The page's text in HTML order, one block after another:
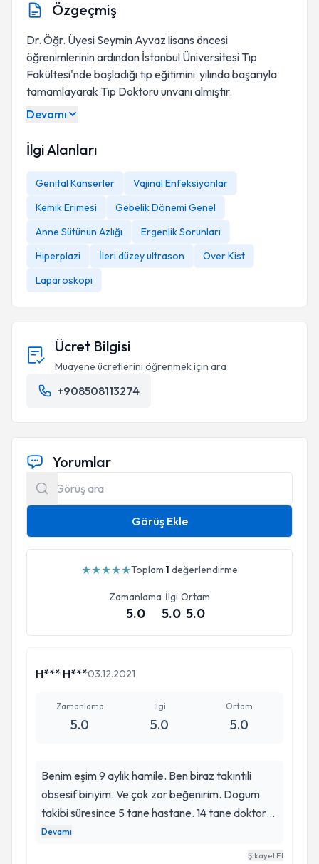
Özgeçmiş
Dr. Öğr. Üyesi Seymin Ayvaz lisans öncesi
öğrenimlerinin ardından İstanbul Üniversitesi Tıp
Fakültesi'nde başladığı tıp eğitimini yılında başarıyla
tamamlayarak Tıp Doktoru unvanı almıştır.
Devamı
İlgi Alanları
Genital Kanserler
Vajinal Enfeksiyonlar
Kemik Erimesi
Gebelik Dönemi Genel
Anne Sütünün Azlığı
Ergenlik Sorunları
Hiperplazi
İleri düzey ultrason
Over Kist
Laparoskopi
Ücret Bilgisi
Muayene ücretlerini öğrenmek için ara
+908508113274
Yorumlar
Görüş Ekle
★★★★★Toplam 1 değerlendirme
Zamanlama
5.0
İlgi
5.0
Ortam
5.0
H*** H***03.12.2021
Zamanlama
5.0
İlgi
5.0
Ortam
5.0
Benim eşim 9 aylık hamile. Ben biraz takıntıli
obsesif biriyim. Ve çok zor beğenirim. Dogum
takibi süresince 5 tane hastane. 14 tane doktor
değiştirdim. Allahin bana emaneti olan esimin
sağlığı söz konusu olunca çok fazla detaycı ve
Devamı
Şikayet Et